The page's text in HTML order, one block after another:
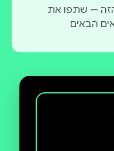
הזה — שתפו את
הבאים